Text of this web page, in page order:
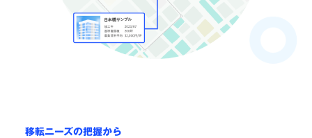
移転ニーズの把握から